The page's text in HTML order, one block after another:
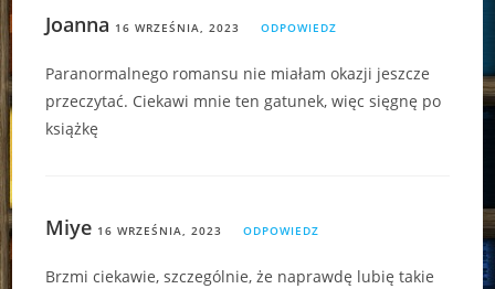
Joanna 16 WRZEŚNIA, 2023 ODPOWIEDZ
Paranormalnego romansu nie miałam okazji jeszcze
przeczytać. Ciekawi mnie ten gatunek, więc sięgnę po
książkę
Miye 16 WRZEŚNIA, 2023 ODPOWIEDZ
Brzmi ciekawie, szczególnie, że naprawdę lubię takie